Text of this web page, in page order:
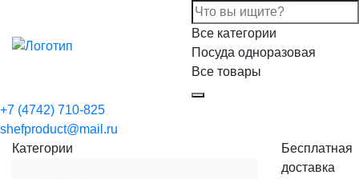
Все категории
Посуда одноразовая
Все товары
+7 (4742) 710-825
shefproduct@mail.ru
Категории
Бесплатная
доставка